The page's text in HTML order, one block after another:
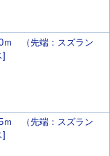
ｍ （先端：スズラン
]
ｍ （先端：スズラン
]